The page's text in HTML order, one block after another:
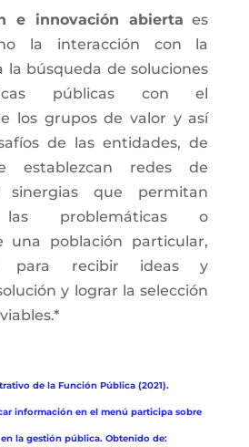
e innovación abierta es
la interacción con la
la búsqueda de soluciones
públicas con el
los grupos de valor y así
de las entidades, de
establezcan redes de
sinergias que permitan
las problemáticas o
una población particular,
para recibir ideas y
y lograr la selección
de la Función Pública (2021).
información en el menú participa sobre
la gestión pública. Obtenido de: